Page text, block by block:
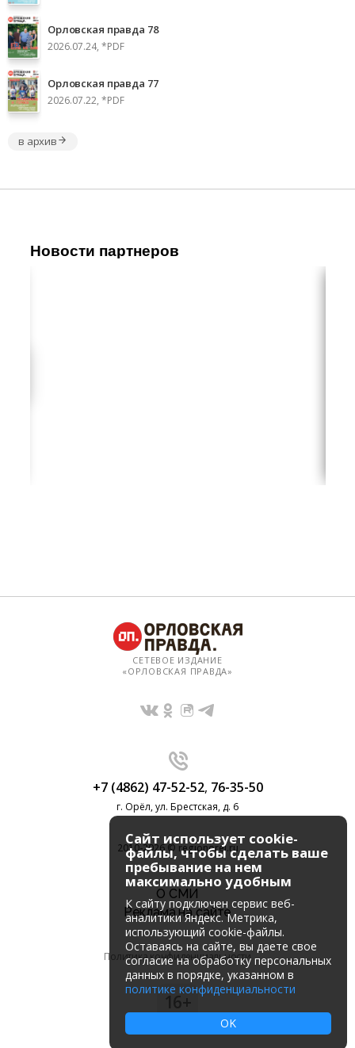
Орловская правда 78
2026.07.24, *PDF
Орловская правда 77
2026.07.22, *PDF
в архив
Новости партнеров
СЕТЕВОЕ ИЗДАНИЕ
«ОРЛОВСКАЯ ПРАВДА»
+7 (4862) 47-52-52, 76-35-50
г. Орёл, ул. Брестская, д. 6
2010-2026 © regionorel.ru
О СМИ
Реклама на сайте
Политика конфиденциальности
16+
Сайт использует cookie-
файлы, чтобы сделать ваше
пребывание на нем
максимально удобным
К cайту подключен сервис веб-
аналитики Яндекс. Метрика,
использующий cookie-файлы.
Оставаясь на сайте, вы даете свое
согласие на обработку персональных
данных в порядке, указанном в
политике конфиденциальности
OK